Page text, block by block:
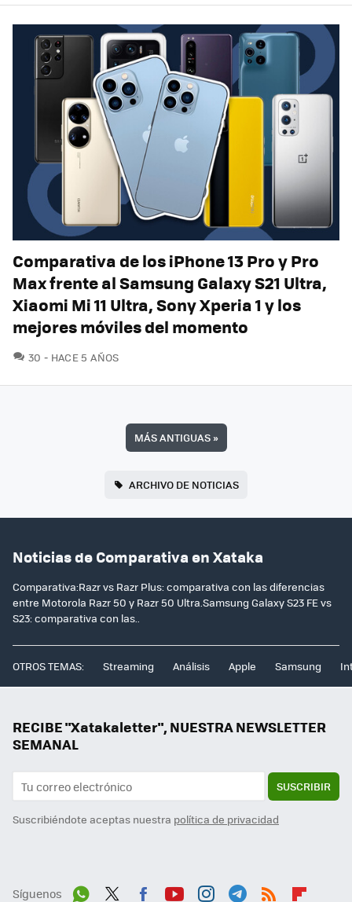
Comparativa de los iPhone 13 Pro y Pro
Max frente al Samsung Galaxy S21 Ultra,
Xiaomi Mi 11 Ultra, Sony Xperia 1 y los
mejores móviles del momento
30 COMENTARIOS
HACE 5 AÑOS
MÁS ANTIGUAS»
ARCHIVO DE NOTICIAS
Noticias de Comparativa en Xataka
Comparativa:Razr vs Razr Plus: comparativa con las diferencias
entre Motorola Razr 50 y Razr 50 Ultra.Samsung Galaxy S23 FE vs
S23: comparativa con las..
OTROS TEMAS: Streaming Análisis Apple Samsung
RECIBE "Xatakaletter", NUESTRA NEWSLETTER
SEMANAL
SUSCRIBIR
Suscribiéndote aceptas nuestra política de privacidad
Síguenos